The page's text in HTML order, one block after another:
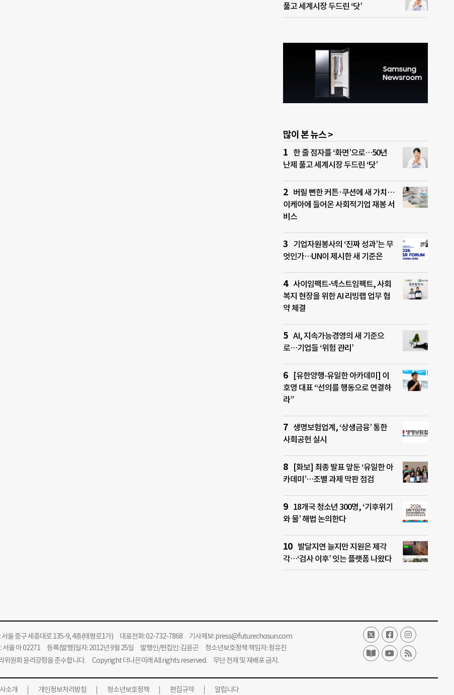
풀고 세계시장 두드린 ‘닷’
많이 본 뉴스 >
한 줄 점자를 ‘화면’으로…50년
난제 풀고 세계시장 두드린 ‘닷’
버릴 뻔한 커튼·쿠션에 새 가치…
이케아에 들어온 사회적기업 재봉 서
비스
기업자원봉사의 ‘진짜 성과’는 무
엇인가…UN이 제시한 새 기준은
사이임팩트-넥스트임팩트, 사회
복지 현장을 위한 AI 리빙랩 업무 협
약 체결
AI, 지속가능경영의 새 기준으
로…기업들 ‘위험 관리’
[유한양행-유일한 아카데미] 이
호영 대표 “선의를 행동으로 연결하
라”
생명보험업계, ‘상생금융’ 통한
사회공헌 실시
[화보] 최종 발표 앞둔 ‘유일한 아
카데미’…조별 과제 막판 점검
18개국 청소년 300명, ‘기후위기
와 물’ 해법 논의한다
발달지연 늘지만 지원은 제각
각…‘검사 이후’ 잇는 플랫폼 나왔다
울 중구 세종대로 135-9, 4층(태평로1가) 대표전화: 02-732-7868 기사제보:press@futurechosun.com
서울 아 02271 등록(발행)일자: 2012년 9월 25일 발행인/편집인: 김윤곤 청소년보호정책 책임자: 정유진
위원회 윤리강령을 준수합니다. Copyright 더나은미래 All rights reserved. 무단 전재 및 재배포 금지.
소개 개인정보처리방침 청소년보호정책 편집규약 알립니다